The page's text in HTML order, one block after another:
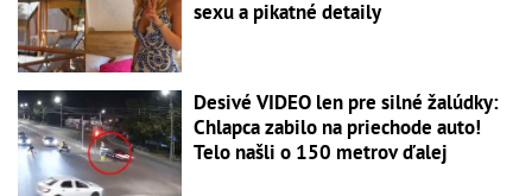
sexu a pikatné detaily
Desivé VIDEO len pre silné žalúdky:
Chlapca zabilo na priechode auto!
Telo našli o 150 metrov ďalej